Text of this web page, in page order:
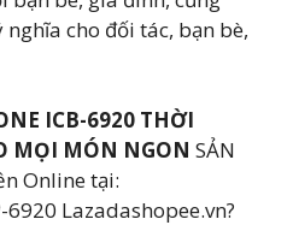
cho đối tác, bạn bè,
ICB-6920 THỜI
MỌI MÓN NGON SẢN
Online tại:
6920 Lazadashopee.vn?